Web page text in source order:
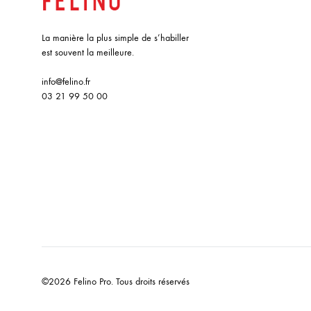
La manière la plus simple de s’habiller
est souvent la meilleure.
info@felino.fr
03 21 99 50 00
©2026 Felino Pro. Tous droits réservés